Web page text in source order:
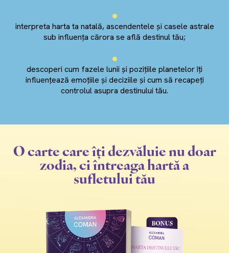
interpreta harta ta natală, ascendentele și casele astrale
sub influența cărora se află destinul tău;
descoperi cum fazele lunii și pozițiile planetelor îți
influențează emoțiile și deciziile și cum să recapeți
controlul asupra destinului tău.
O carte care îți dezvăluie nu doar
zodia, ci întreaga hartă a
sufletului tău